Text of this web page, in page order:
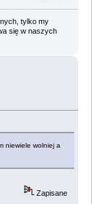
tylko my
się w naszych
niewiele wolniej a
Zapisane